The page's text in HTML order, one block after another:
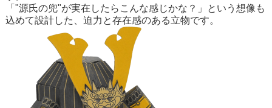
「"源氏の兜"が実在したらこんな感じかな？」という想像も
込めて設計した、迫力と存在感のある立物です。